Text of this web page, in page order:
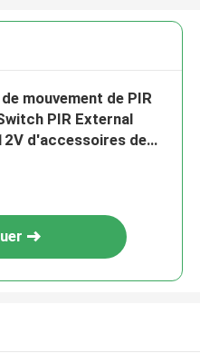
mouvement de PIR
PIR External
d'accessoires de